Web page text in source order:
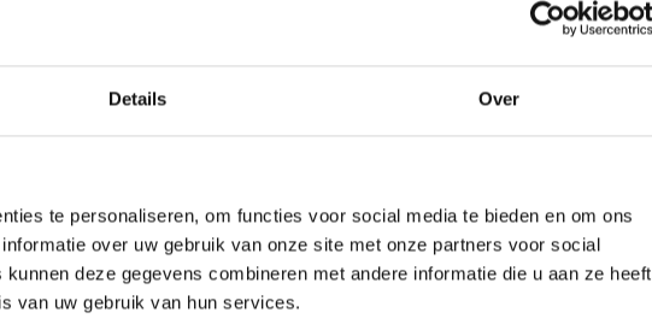
Details Over
te personaliseren, om functies voor social media te bieden en om ons
over uw gebruik van onze site met onze partners voor social
deze gegevens combineren met andere informatie die u aan ze heeft
van uw gebruik van hun services.